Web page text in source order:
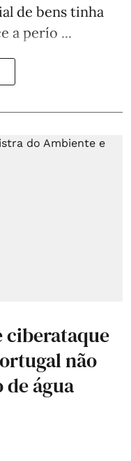
de bens tinha
a perío ...
ciberataque
não
água